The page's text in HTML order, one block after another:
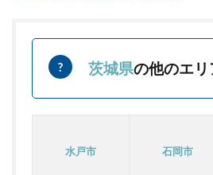
茨城県の他のエ
水戸市 石岡市